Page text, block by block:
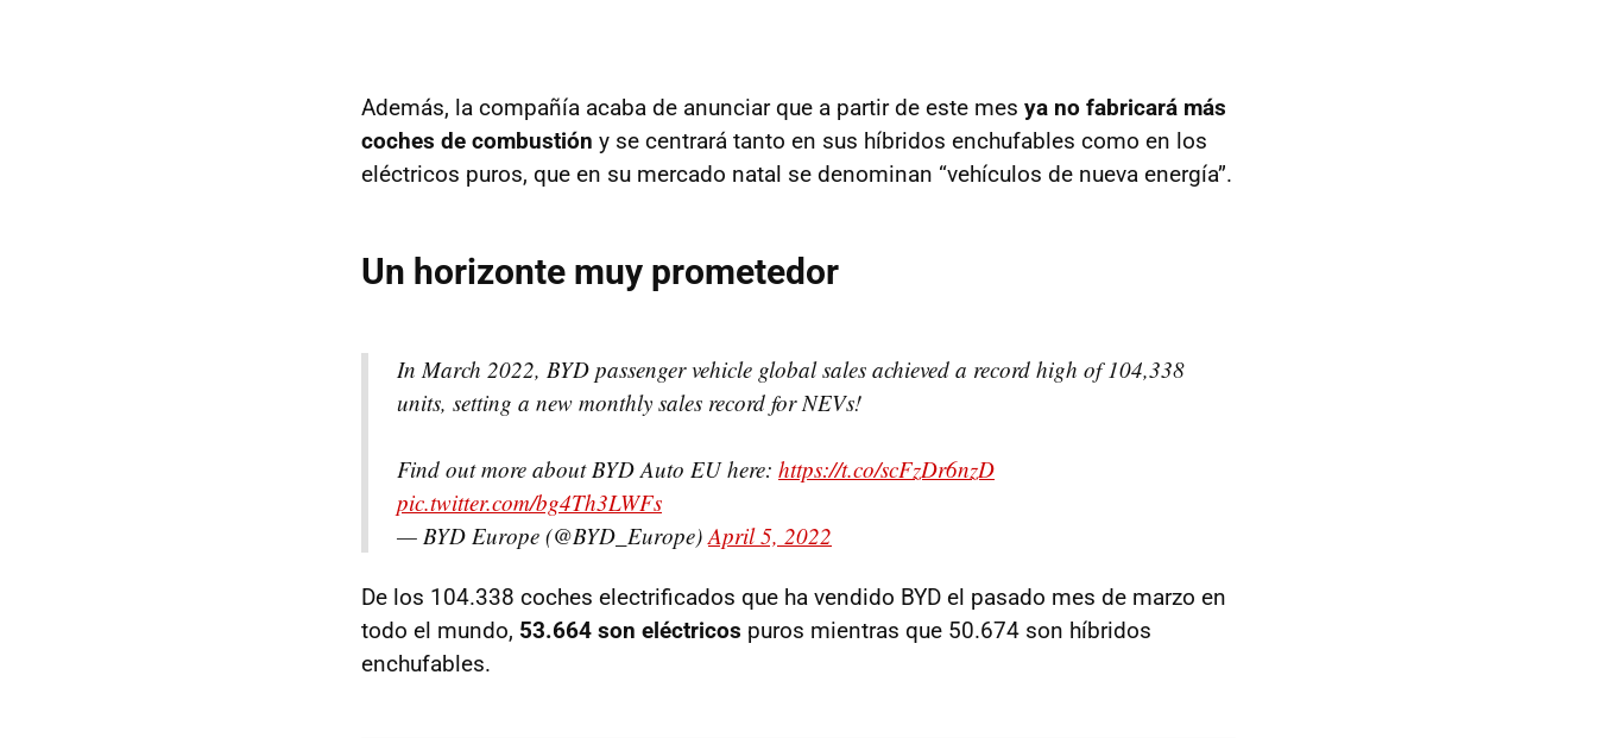
Además, la compañía acaba de anunciar que a partir de este mes ya no fabricará más
coches de combustión y se centrará tanto en sus híbridos enchufables como en los
eléctricos puros, que en su mercado natal se denominan “vehículos de nueva energía”.
Un horizonte muy prometedor
In March 2022, BYD passenger vehicle global sales achieved a record high of 104,338
units, setting a new monthly sales record for NEVs!
Find out more about BYD Auto EU here: https://t.co/scFzDr6nzD
pic.twitter.com/bg4Th3LWFs
— BYD Europe (@BYD_Europe)April 5, 2022
De los 104.338 coches electrificados que ha vendido BYD el pasado mes de marzo en
todo el mundo, 53.664 son eléctricos puros mientras que 50.674 son híbridos
enchufables.